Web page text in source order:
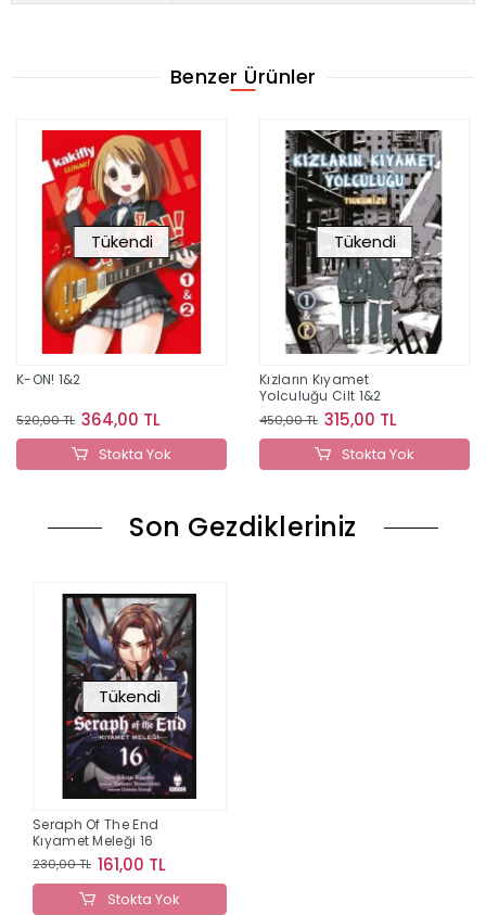
Benzer Ürünler
Tükendi
K-ON! 1&2
520,00 TL 364,00 TL
Stokta Yok
Tükendi
Kızların Kıyamet
Yolculuğu Cilt 1&2
450,00 TL 315,00 TL
Stokta Yok
Son Gezdikleriniz
Tükendi
Seraph Of The End
Kıyamet Meleği 16
230,00 TL 161,00 TL
Stokta Yok